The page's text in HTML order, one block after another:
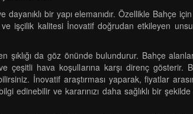
bir yapı elemanıdır. Özellikle Bahçe
işçilik kalitesi İnovatif doğrudan etkileyen
şıklığı da göz önünde bulundurur. Bahçe
çeşitli hava koşullarına karşı direnç
İnovatif araştırması yaparak, fiyatlar
edinebilir ve kararınızı daha sağlıklı bir